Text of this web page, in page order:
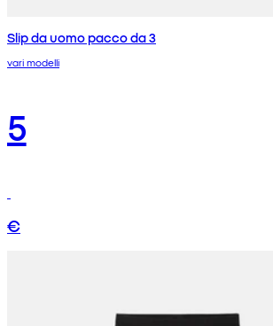
Slip da uomo pacco da 3
vari modelli
5
€